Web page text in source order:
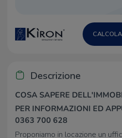
Descrizione
COSA SAPERE
PER INFORMAZIONI ED
0363 700 628
Proponiamo in locazione un